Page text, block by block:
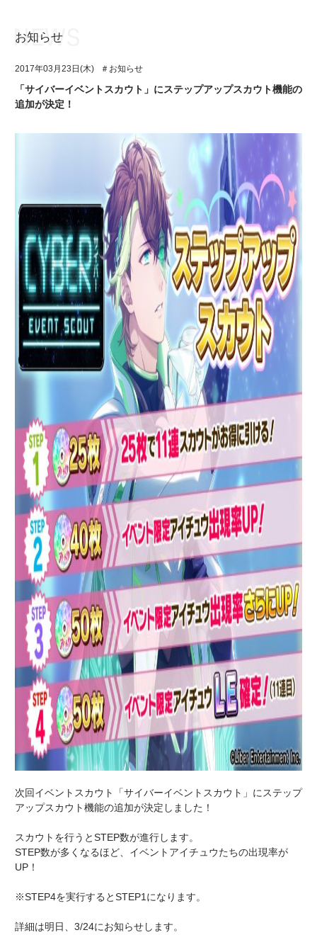
ユニット&キャラクター
アプリゲーム
イベント・キャンペーン
グッズ・本
ギャラリー
アイ★チュウとは
ユニット&キャラクター
イベント・キャンペーン
ミュージック
グッズ・本
ギャラリー
お知らせ
2017年03月23日(木) ＃お知らせ
「サイバーイベントスカウト」にステップアップスカウト機能の
追加が決定！
次回イベントスカウト「サイバーイベントスカウト」にステップ
アップスカウト機能の追加が決定しました！
スカウトを行うとSTEP数が進行します。
STEP数が多くなるほど、イベントアイチュウたちの出現率が
UP！
※STEP4を実行するとSTEP1になります。
詳細は明日、3/24にお知らせします。